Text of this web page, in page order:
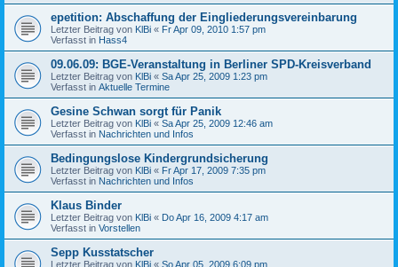
epetition: Abschaffung der Eingliederungsvereinbarung
Letzter Beitrag von KlBi « Fr Apr 09, 2010 1:57 pm
Verfasst in Hass4
09.06.09: BGE-Veranstaltung in Berliner SPD-Kreisverband
Letzter Beitrag von KlBi « Sa Apr 25, 2009 1:23 pm
Verfasst in Aktuelle Termine
Gesine Schwan sorgt für Panik
Letzter Beitrag von KlBi « Sa Apr 25, 2009 12:46 am
Verfasst in Nachrichten und Infos
Bedingungslose Kindergrundsicherung
Letzter Beitrag von KlBi « Fr Apr 17, 2009 7:35 pm
Verfasst in Nachrichten und Infos
Klaus Binder
Letzter Beitrag von KlBi « Do Apr 16, 2009 4:17 am
Verfasst in Vorstellen
Sepp Kusstatscher
Letzter Beitrag von KlBi « So Apr 05, 2009 6:09 pm